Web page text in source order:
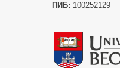
ПИБ: 100252129